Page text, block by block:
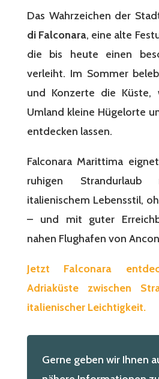
Das Wahrzeichen der
di Falconara, eine alte
die bis heute einen
verleiht. Im Sommer
und Konzerte die Küste,
Umland kleine Hügelorte
entdecken lassen.
Falconara Marittima
ruhigen Strandurlaub
italienischem Lebensstil,
– und mit guter
nahen Flughafen von
Jetzt Falconara
Adriaküste zwischen
italienischer Leichtigkeit.
Gerne geben wir Ihnen